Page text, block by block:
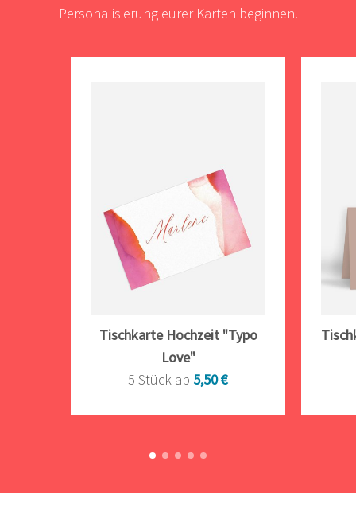
Personalisierung eurer Karten beginnen.
Tischkarte Hochzeit "Typo
Love"
5 Stück ab 5,50 €